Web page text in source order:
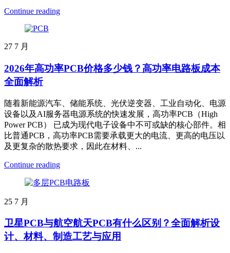
Continue reading
27 7 月
2026年高功率PCB价格多少钱？高功率电路板成本
全面解析
随着新能源汽车、储能系统、光伏逆变器、工业自动化、电源
设备以及AI服务器电源系统的快速发展，高功率PCB（High
Power PCB） 已成为现代电子设备中不可或缺的核心部件。相
比普通PCB，高功率PCB需要承载更大的电流、更高的电压以
及更复杂的散热要求，因此在材料、...
Continue reading
25 7 月
卫星PCB与航空航天PCB有什么区别？全面解析设
计、材料、制造工艺与应用